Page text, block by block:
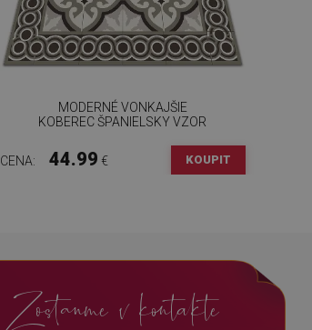
MODERNÉ VONKAJŠIE
KOBEREC ŠPANIELSKY VZOR
CENA: 44.99 € KOUPIT
Zostanme v kontakte